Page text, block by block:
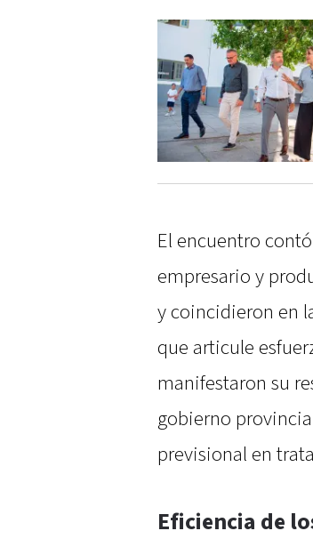
El encuentro
empresario y
y coincidieron en
que articule
manifestaron su
gobierno
previsional en
Eficiencia de